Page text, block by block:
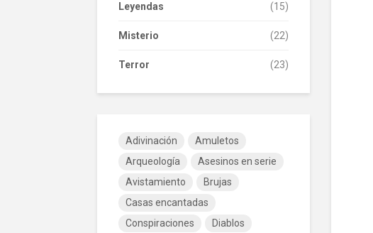
Leyendas (15)
Misterio (22)
Terror (23)
Adivinación
Amuletos
Arqueología
Asesinos en serie
Avistamiento
Brujas
Casas encantadas
Conspiraciones
Diablos